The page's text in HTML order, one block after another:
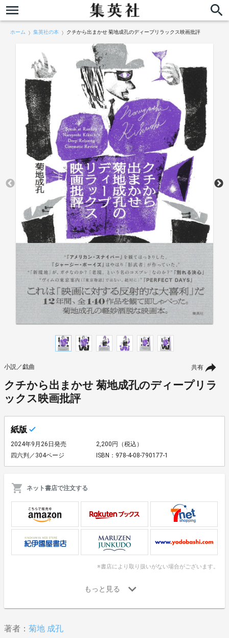
ホーム 集英社の本 クチから出まかせ 菊地成孔のディープリラックス映画批評
共有
小説／戯曲
クチから出まかせ 菊地成孔のディープリラ
ックス映画批評
紙版
2024年9月26日発売
2,200円（税込）
四六判／304ページ
ISBN：978-4-08-790177-1
ネット書店で注文する
※書店により取り扱いがない場合がございます。
著者： 菊地 成孔